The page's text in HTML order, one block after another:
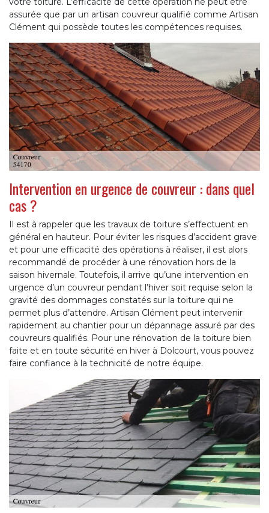
assurée que par un artisan couvreur qualifié comme Artisan
Clément qui possède toutes les compétences requises.
Intervention en urgence de couvreur : dans quel
cas ?
Il est à rappeler que les travaux de toiture s’effectuent en
général en hauteur. Pour éviter les risques d’accident grave
et pour une efficacité des opérations à réaliser, il est alors
recommandé de procéder à une rénovation hors de la
saison hivernale. Toutefois, il arrive qu’une intervention en
urgence d’un couvreur pendant l’hiver soit requise selon la
gravité des dommages constatés sur la toiture qui ne
permet plus d’attendre. Artisan Clément peut intervenir
rapidement au chantier pour un dépannage assuré par des
couvreurs qualifiés. Pour une rénovation de la toiture bien
faite et en toute sécurité en hiver à Dolcourt, vous pouvez
faire confiance à la technicité de notre équipe.